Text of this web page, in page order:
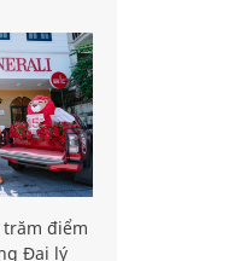
trăm điểm
Đại lý